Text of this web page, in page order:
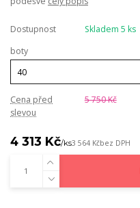
Dostupnost
Skladem 5 ks
boty
Cena před
slevou
5 750 Kč
4 313 Kč/ks3 564 Kčbez DPH